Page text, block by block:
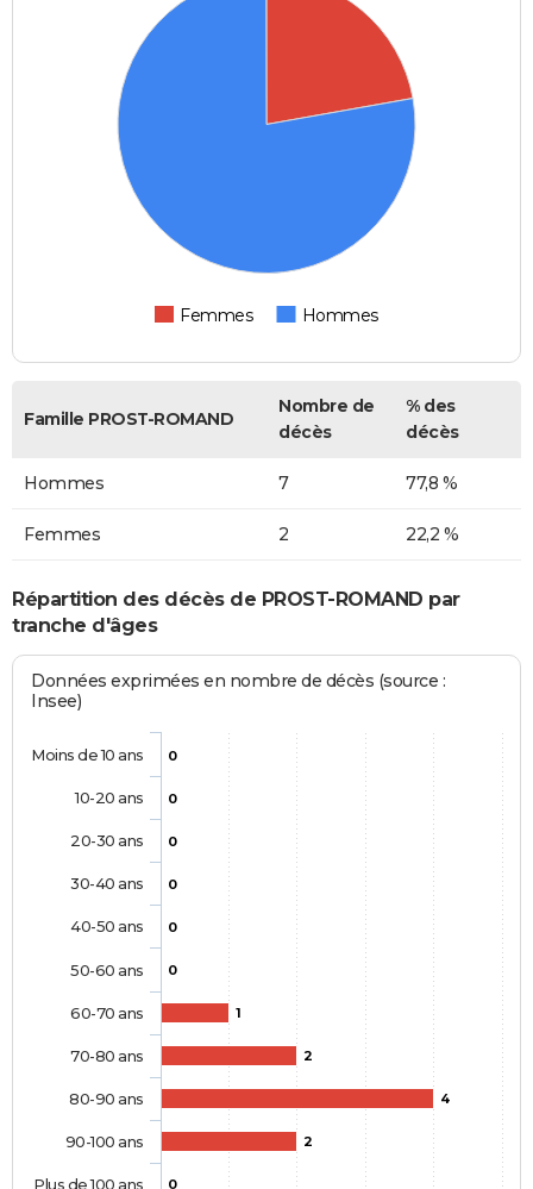
Femmes Hommes
Famille PROST-ROMAND
Nombre de
décès
% des
décès
Hommes 7 77,8 %
Femmes 2 22,2 %
Répartition des décès de PROST-ROMAND par
tranche d'âges
Données exprimées en nombre de décès (source :
Insee)
0
0
0
0
0
0
1
2
4
2
0
Moins de 10 ans
10-20 ans
20-30 ans
30-40 ans
40-50 ans
50-60 ans
60-70 ans
70-80 ans
80-90 ans
90-100 ans
Plus de 100 ans